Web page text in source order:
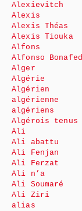
Alexievitch
Alexis
Alexis Théas
Alexis Tiouka
Alfons
Alfonso
Alger
Algérie
Algérien
algérienne
algériens
Algérois tenus
Ali
Ali abattu
Ali Fenjan
Ali Ferzat
Ali n’a
Ali Soumaré
Ali Ziri
alias